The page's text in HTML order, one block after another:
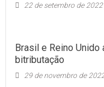
22 de setembro de 2022
Brasil e Reino
bitributação
29 de novembro de